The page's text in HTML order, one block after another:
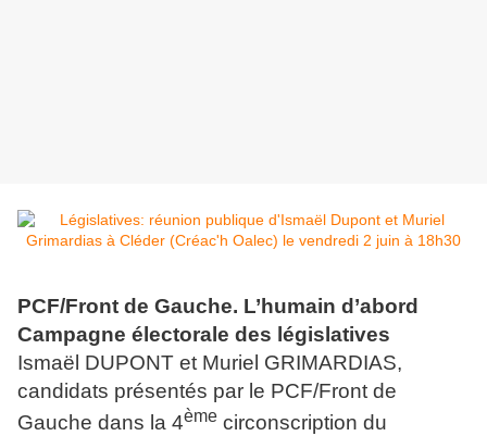
PCF/Front de Gauche. L’humain d’abord
Campagne électorale des législatives
Ismaël DUPONT et Muriel GRIMARDIAS,
candidats présentés par le PCF/Front de
Gauche dans la 4ème circonscription du